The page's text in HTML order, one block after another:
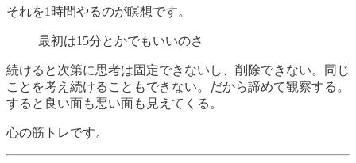
それを1時間やるのが瞑想です。
最初は15分とかでもいいのさ
続けると次第に思考は固定できないし、削除できない。同じ
ことを考え続けることもできない。だから諦めて観察する。
すると良い面も悪い面も見えてくる。
心の筋トレです。